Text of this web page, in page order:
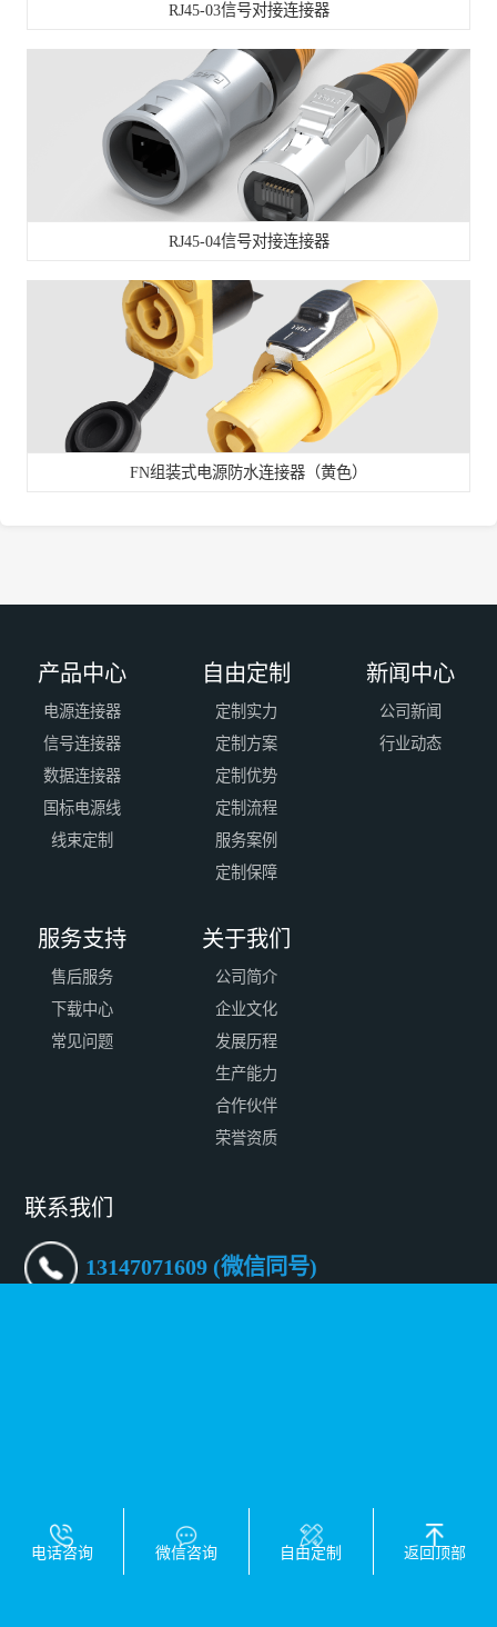
RJ45-03信号对接连接器
RJ45-04信号对接连接器
FN组装式电源防水连接器（黄色）
产品中心
电源连接器
信号连接器
数据连接器
国标电源线
线束定制
自由定制
定制实力
定制方案
定制优势
定制流程
服务案例
定制保障
新闻中心
公司新闻
行业动态
服务支持
售后服务
下载中心
常见问题
关于我们
公司简介
企业文化
发展历程
生产能力
合作伙伴
荣誉资质
联系我们
13147071609 (微信同号)
电话咨询 微信咨询 自由定制 返回顶部